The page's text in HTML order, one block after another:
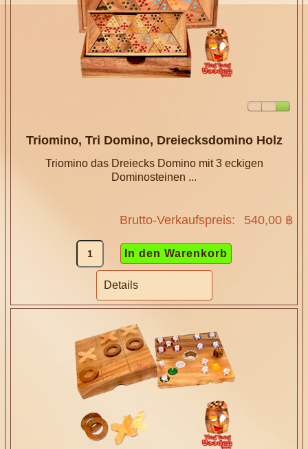
Triomino, Tri Domino, Dreiecksdomino Holz
Triomino das Dreiecks Domino mit 3 eckigen
Dominosteinen ...
Brutto-Verkaufspreis: 540,00 ฿
Details